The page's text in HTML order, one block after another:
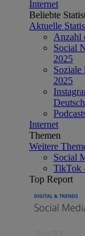
Internet
Beliebte
Aktuelle
Anzahl
Social
2025
Soziale
2025
Internet
Themen
Weitere
Social
TikTok
Top Report